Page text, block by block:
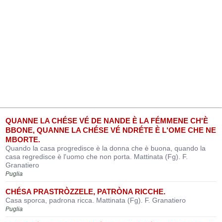
QUANNE LA CHÉSE VÉ DE NANDE È LA FÉMMENE CH'È
BBONE, QUANNE LA CHÉSE VÉ NDRÉTE È L'OME CHE NE
MBORTE.
Quando la casa progredisce è la donna che è buona, quando la
casa regredisce è l'uomo che non porta. Mattinata (Fg). F.
Granatiero
Puglia
CHÉSA PRASTRÒZZELE, PATRÒNA RICCHE.
Casa sporca, padrona ricca. Mattinata (Fg). F. Granatiero
Puglia